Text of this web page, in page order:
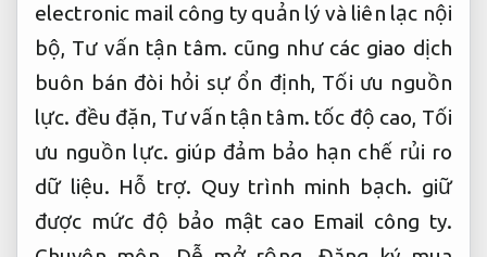
electronic mail công ty quản lý và liên lạc nội
bộ, Tư vấn tận tâm. cũng như các giao dịch
buôn bán đòi hỏi sự ổn định, Tối ưu nguồn
lực. đều đặn, Tư vấn tận tâm. tốc độ cao, Tối
ưu nguồn lực. giúp đảm bảo hạn chế rủi ro
dữ liệu. Hỗ trợ. Quy trình minh bạch. giữ
được mức độ bảo mật cao Email công ty.